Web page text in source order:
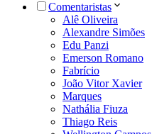
Comentaristas
Alê Oliveira
Alexandre Simões
Edu Panzi
Emerson Romano
Fabrício
João Vitor Xavier
Marques
Nathália Fiuza
Thiago Reis